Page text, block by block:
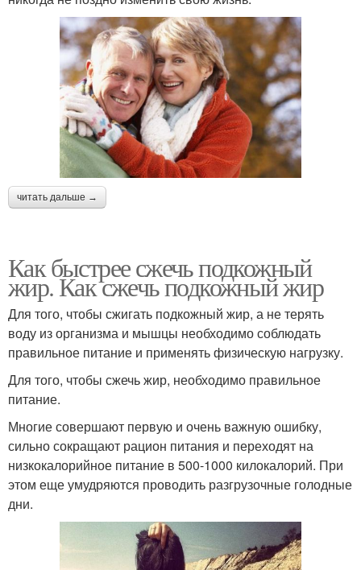
читать дальше →
Как быстрее сжечь подкожный
жир. Как сжечь подкожный жир
Для того, чтобы сжигать подкожный жир, а не терять
воду из организма и мышцы необходимо соблюдать
правильное питание и применять физическую нагрузку.
Для того, чтобы сжечь жир, необходимо правильное
питание.
Многие совершают первую и очень важную ошибку,
сильно сокращают рацион питания и переходят на
низкокалорийное питание в 500-1000 килокалорий. При
этом еще умудряются проводить разгрузочные голодные
дни.